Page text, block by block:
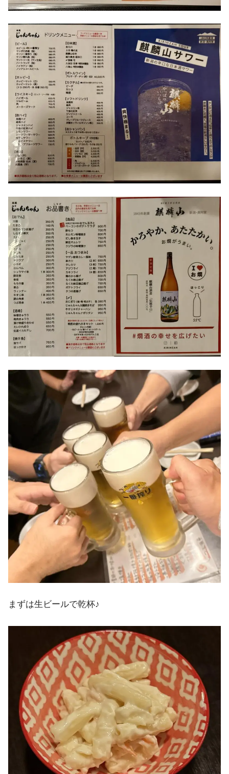
まずは生ビールで乾杯♪